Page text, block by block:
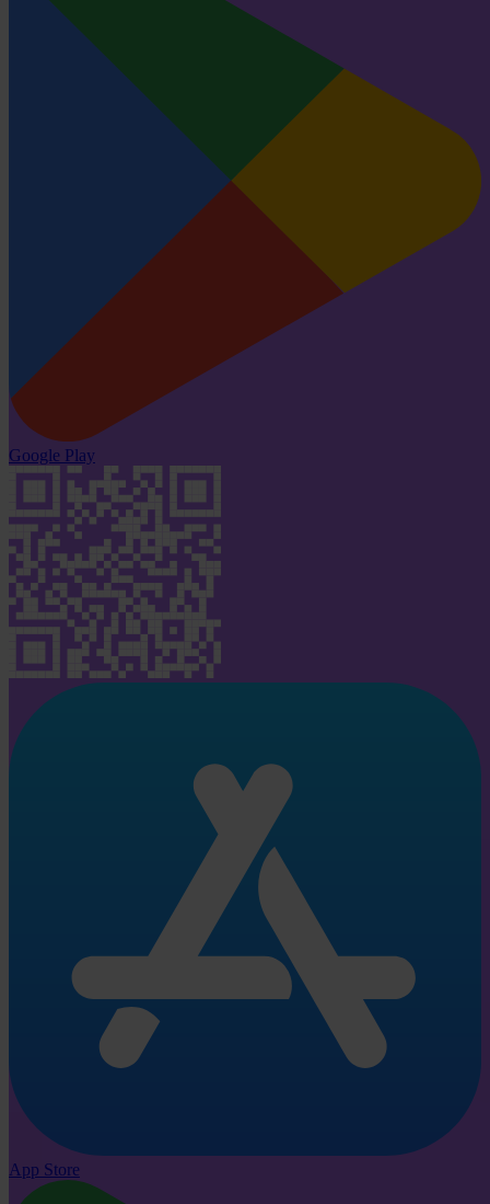
Google Play
App Store